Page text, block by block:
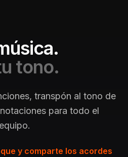
tono.
transpón al tono de
para todo el
equipo.
y comparte los acordes